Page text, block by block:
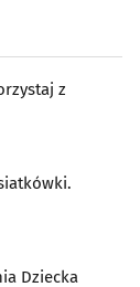
z
Dziecka